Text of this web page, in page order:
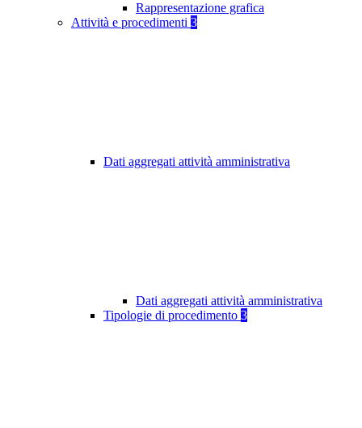
Rappresentazione grafica
Attività e procedimenti 3
Dati aggregati attività amministrativa
Dati aggregati attività amministrativa
Tipologie di procedimento 3